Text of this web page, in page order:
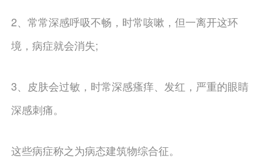
2、常常深感呼吸不畅，时常咳嗽，但一离开这环
境，病症就会消失;
3、皮肤会过敏，时常深感瘙痒、发红，严重的眼睛
深感刺痛。
这些病症称之为病态建筑物综合征。